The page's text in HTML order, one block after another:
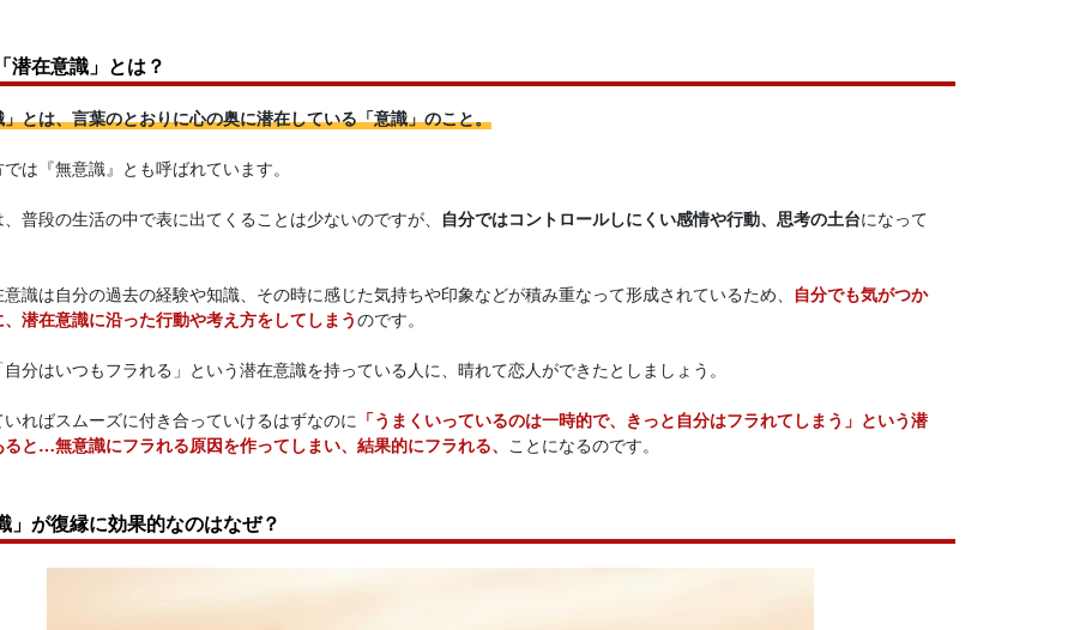
潜在意識」とは？
とは、言葉のとおりに心の奥に潜在している「意識」のこと。
は『無意識』とも呼ばれています。
普段の生活の中で表に出てくることは少ないのですが、 自分ではコントロールしにくい感情や行動、思考の土台になって
識は自分の過去の経験や知識、その時に感じた気持ちや印象などが積み重なって形成されているため、 自分でも気がつか
潜在意識に沿った行動や考え方をしてしまうのです。
分はいつもフラれる」という潜在意識を持っている人に、晴れて恋人ができたとしましょう。
ればスムーズに付き合っていけるはずなのに 「うまくいっているのは一時的で、きっと自分はフラれてしまう」という潜
と…無意識にフラれる原因を作ってしまい、結果的にフラれる、 ことになるのです。
」が復縁に効果的なのはなぜ？